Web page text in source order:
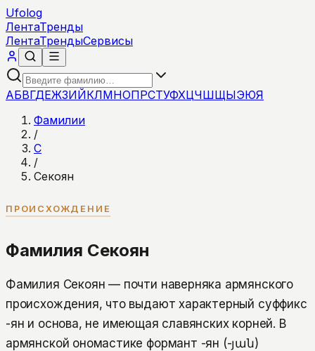
Ufolog
ЛентаТренды
ЛентаТрендыСервисы
АБВГДЕЖЗИЙКЛМНОПРСТУФХЦЧШЩЫЭЮЯ
Фамилии
/
С
/
Секоян
ПРОИСХОЖДЕНИЕ
Фамилия Секоян
Фамилия Секоян — почти наверняка армянского
происхождения, что выдают характерный суффикс
-ян и основа, не имеющая славянских корней. В
армянской ономастике формант -ян (-յան)